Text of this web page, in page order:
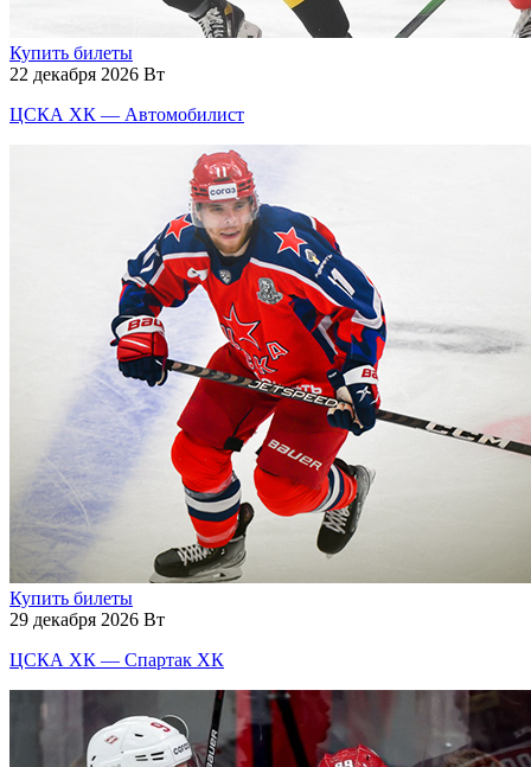
Купить билеты
22 декабря 2026 Вт
ЦСКА ХК — Автомобилист
Купить билеты
29 декабря 2026 Вт
ЦСКА ХК — Спартак ХК